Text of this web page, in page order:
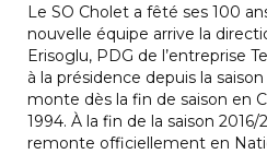
Le SO Cholet a fêté ses 100
nouvelle équipe arrive la
Erisoglu, PDG de l’entreprise
à la présidence depuis la
monte dès la fin de saison en
1994. À la fin de la saison 2016/
remonte officiellement en